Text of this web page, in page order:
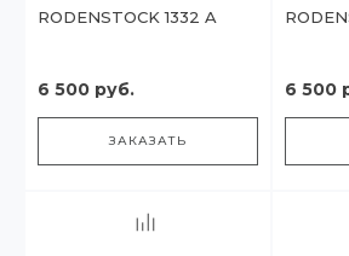
RODENSTOCK 1332 A
6 500 руб.
ЗАКАЗАТЬ
6 500